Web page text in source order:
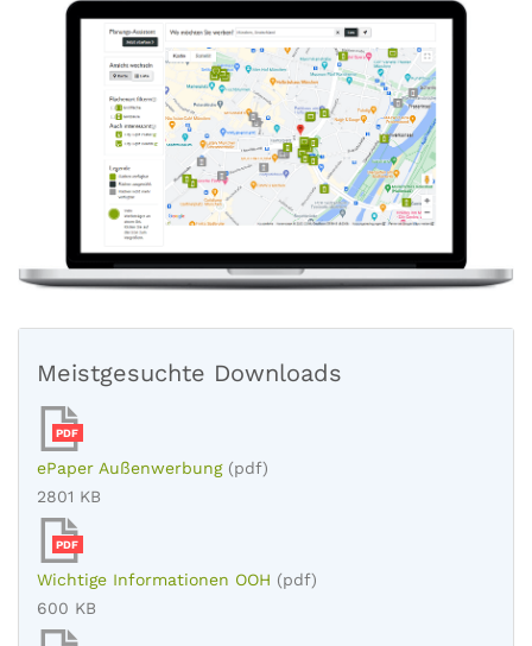
Meistgesuchte Downloads
PDF
ePaper Außenwerbung (pdf)
2801 KB
PDF
Wichtige Informationen OOH (pdf)
600 KB